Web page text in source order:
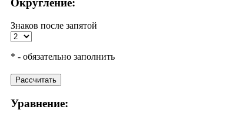
Округление:
Знаков после запятой
* - обязательно заполнить
Рассчитать
Уравнение: